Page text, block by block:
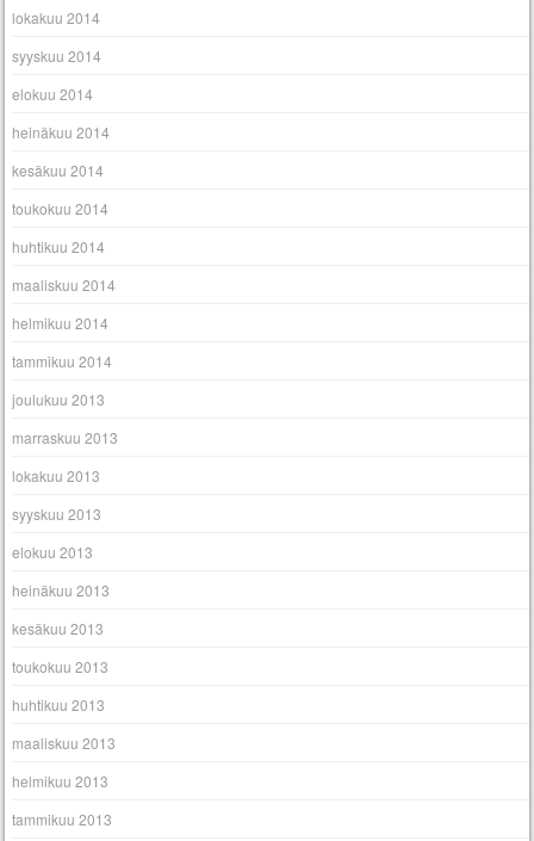
lokakuu 2014
syyskuu 2014
elokuu 2014
heinäkuu 2014
kesäkuu 2014
toukokuu 2014
huhtikuu 2014
maaliskuu 2014
helmikuu 2014
tammikuu 2014
joulukuu 2013
marraskuu 2013
lokakuu 2013
syyskuu 2013
elokuu 2013
heinäkuu 2013
kesäkuu 2013
toukokuu 2013
huhtikuu 2013
maaliskuu 2013
helmikuu 2013
tammikuu 2013